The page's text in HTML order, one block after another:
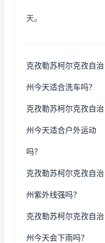
天。
克孜勒苏柯尔克孜自治
州今天适合洗车吗？
克孜勒苏柯尔克孜自治
州今天适合户外运动
吗？
克孜勒苏柯尔克孜自治
州紫外线强吗？
克孜勒苏柯尔克孜自治
州今天会下雨吗？